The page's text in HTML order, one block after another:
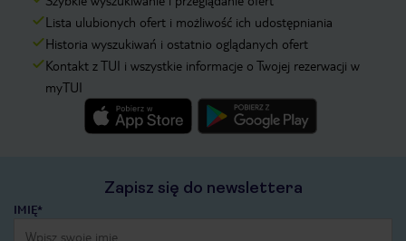
Lista ulubionych ofert i możliwość ich udostępniania
Historia wyszukiwań i ostatnio oglądanych ofert
Kontakt z TUI i wszystkie informacje o Twojej rezerwacji w
myTUI
Zapisz się do newslettera
IMIĘ*